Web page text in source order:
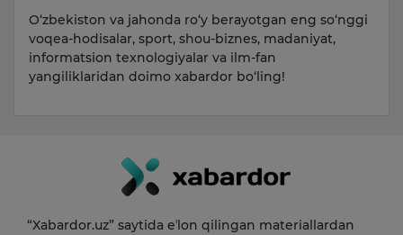
O‘zbekiston va jahonda ro‘y berayotgan eng so‘nggi
voqea-hodisalar, sport, shou-biznes, madaniyat,
informatsion texnologiyalar va ilm-fan
yangiliklaridan doimo xabardor bo‘ling!
“Xabardor.uz” saytida eʼlon qilingan materiallardan